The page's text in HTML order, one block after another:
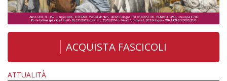
ACQUISTA FASCICOLI
ATTUALITÀ